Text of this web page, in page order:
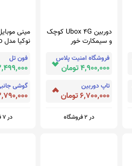
دوربین Ubox 4G کوچک
و سیمکارت خور
فروشگاه امنیت پلاس
4,900,000 تومان
تاپ دوربین
6,700,000 تومان
در 2 فروشگاه
مینی
فون تل
2,499,000
گوشی
2,790,000
در 7 فروشگاه